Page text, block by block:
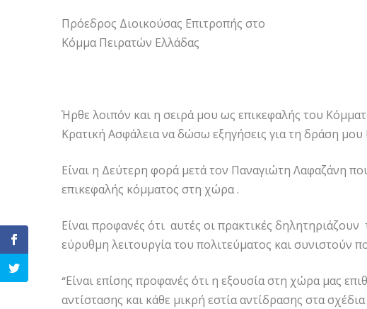
Πρόεδρος Διοικούσας Επιτροπής στο
Κόμμα Πειρατών Ελλάδας
Ήρθε λοιπόν και η σειρά μου ως επικεφαλής του
Κρατική Ασφάλεια να δώσω εξηγήσεις για τη δράση μου
Είναι η Δεύτερη φορά μετά τον Παναγιώτη Λαφαζάνη
επικεφαλής κόμματος στη χώρα .
Είναι προφανές ότι αυτές οι πρακτικές
εύρυθμη λειτουργία του πολιτεύματος και συνιστούν
“Είναι επίσης προφανές ότι η εξουσία στη χώρα μας
αντίστασης και κάθε μικρή εστία αντίδρασης στα